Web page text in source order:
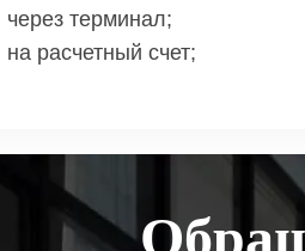
через терминал;
на расчетный счет;